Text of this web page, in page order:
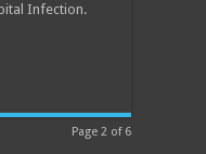
Infection.
Page 2 of 6